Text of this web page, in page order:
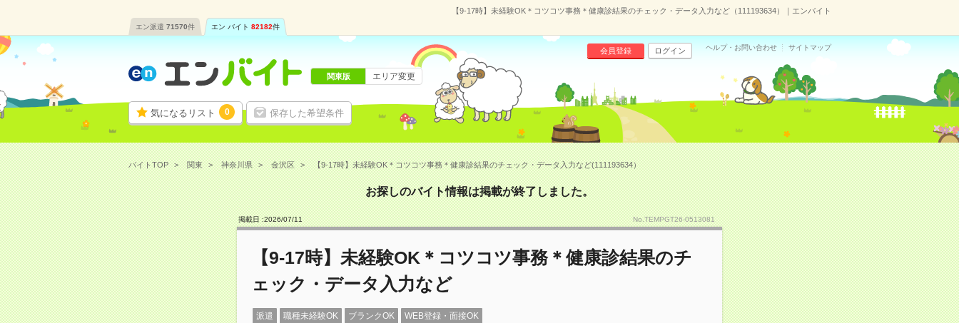
【9-17時】未経験OK＊コツコツ事務＊健康診結果のチェック・データ入力など（111193634）｜エンバイト
エン派遣 71570件 エン バイト 82182件
気になるリスト 0 保存した希望条件
会員登録 ログイン ヘルプ・お問い合わせ サイトマップ
関東版 エリア変更
バイトTOP 関東 神奈川県 金沢区 【9-17時】未経験OK＊コツコツ事務＊健康診結果のチェック・データ入力など(111193634）
お探しのバイト情報は掲載が終了しました。
掲載日 :2026/07/11 No.TEMPGT26-0513081
【9-17時】未経験OK＊コツコツ事務＊健康診結果のチ
ェック・データ入力など
派遣 職種未経験OK ブランクOK WEB登録・面接OK